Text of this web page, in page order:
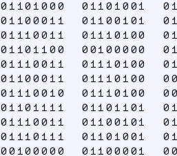
01101000 01101001
01100011 01100101
01110011 01110100
01101100 00100000
01110011 01110100
01100011 01110100
01110010 01110100
01101111 01101101
01110011 01100101
01110111 01101001
00100000 01100001